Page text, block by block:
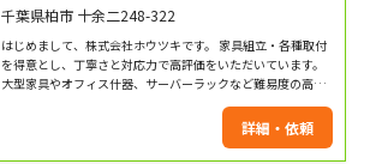
千葉県柏市 十余二248-322
はじめまして、株式会社ホウツキです。 家具組立・各種取付
を得意とし、丁寧さと対応力で高評価をいただいています。
大型家具やオフィス什器、サーバーラックなど難易度の高い
ン・プロジェクター設置まで、 現場状況に合熟練職人が丁
寧・迅速に施工。お気軽にご相談ください。
詳細・依頼